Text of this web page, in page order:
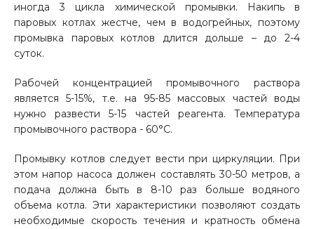
иногда 3 цикла химической промывки. Накипь в
паровых котлах жестче, чем в водогрейных, поэтому
промывка паровых котлов длится дольше – до 2-4
суток.
Рабочей концентрацией промывочного раствора
является 5-15%, т.е. на 95-85 массовых частей воды
нужно развести 5-15 частей реагента. Температура
промывочного раствора - 60°С.
Промывку котлов следует вести при циркуляции. При
этом напор насоса должен составлять 30-50 метров, а
подача должна быть в 8-10 раз больше водяного
объема котла. Эти характеристики позволяют создать
необходимые скорость течения и кратность обмена